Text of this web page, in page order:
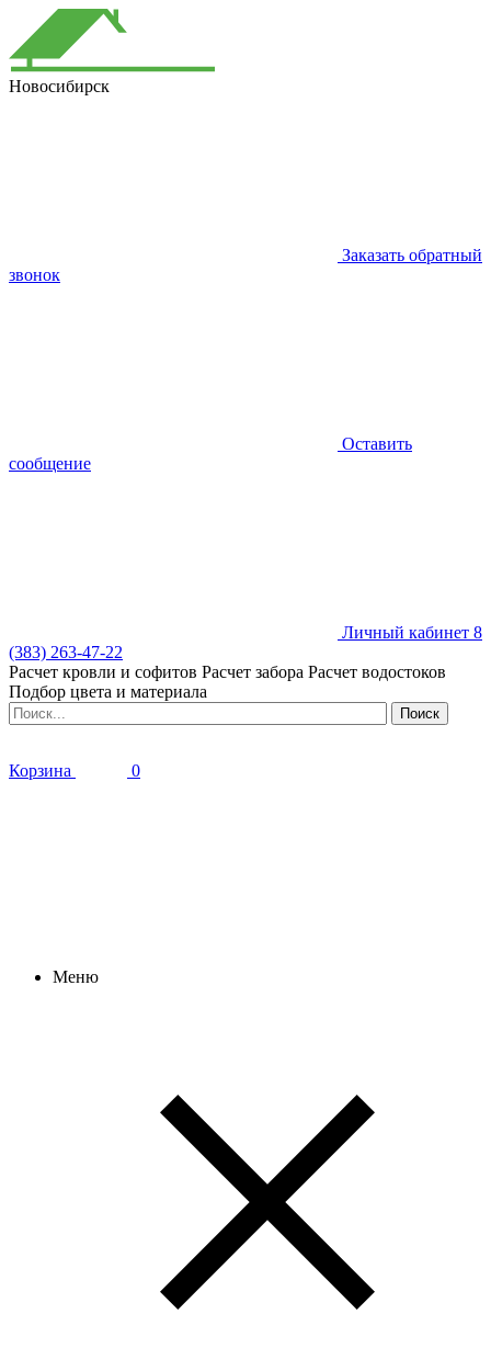
Новосибирск
Заказать обратный
звонок
Оставить
сообщение
Личный кабинет 8
(383) 263-47-22
Расчет кровли и софитов Расчет забора Расчет водостоков
Подбор цвета и материала
Корзина 0
Меню